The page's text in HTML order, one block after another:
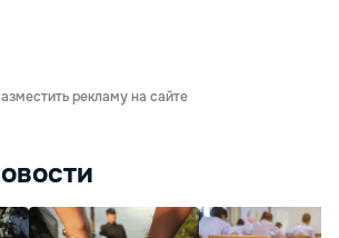
рекламу на сайте